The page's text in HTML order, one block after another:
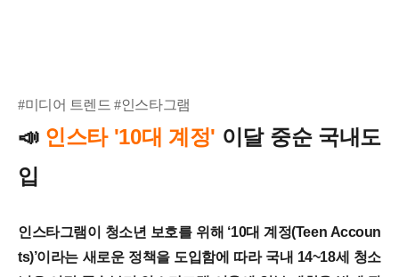
#미디어 트렌드 #인스타그램
📣 인스타 '10대 계정' 이달 중순 국내도
입
인스타그램이 청소년 보호를 위해 ‘10대 계정(Teen Accoun
ts)’이라는 새로운 정책을 도입함에 따라 국내 14~18세 청소